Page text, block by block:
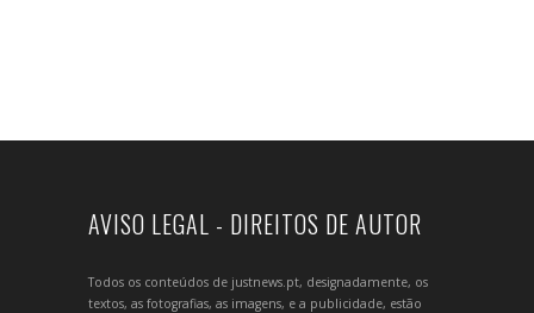
AVISO LEGAL - DIREITOS DE AUTOR
Todos os conteúdos de justnews.pt, designadamente, os
textos, as fotografias, as imagens, e a publicidade, estão